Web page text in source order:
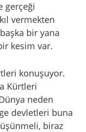
gerçeği
vermekten
bir yana
kesim var.
konuşuyor.
Kürtleri
neden
devletleri buna
biraz